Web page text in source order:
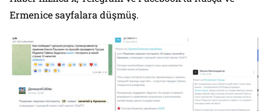
Ermenice sayfalara düşmüş.